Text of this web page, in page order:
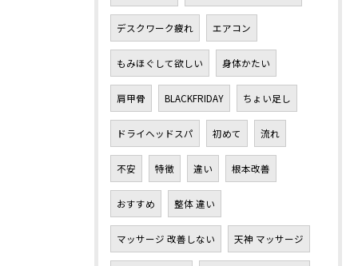
デスクワーク疲れ エアコン
もみほぐして欲しい 身体かたい
肩甲骨 BLACKFRIDAY ちょい足し
ドライヘッドスパ 初めて 流れ
不安 特徴 違い 根本改善
おすすめ 整体 違い
マッサージ 改善しない 天神 マッサージ